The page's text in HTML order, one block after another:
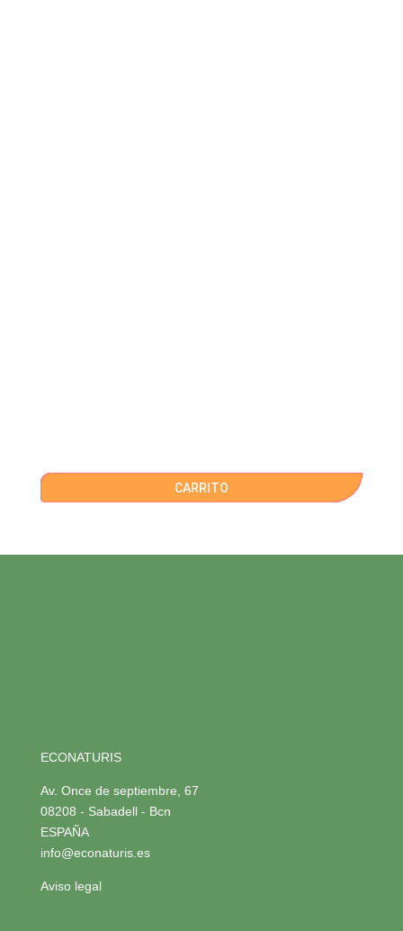
CARRITO
ECONATURIS
Av. Once de septiembre, 67
08208 - Sabadell - Bcn
ESPAÑA
info@econaturis.es
Aviso legal